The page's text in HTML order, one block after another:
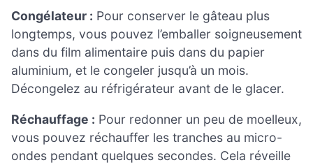
Congélateur : Pour conserver le gâteau plus
longtemps, vous pouvez l’emballer soigneusement
dans du film alimentaire puis dans du papier
aluminium, et le congeler jusqu’à un mois.
Décongelez au réfrigérateur avant de le glacer.
Réchauffage : Pour redonner un peu de moelleux,
vous pouvez réchauffer les tranches au micro-
ondes pendant quelques secondes. Cela réveille